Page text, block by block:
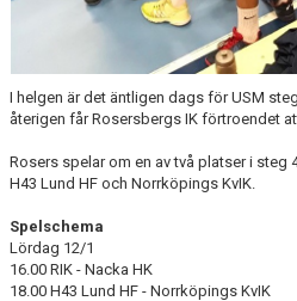
I helgen är det äntligen dags för USM
återigen får Rosersbergs IK förtroendet
Rosers spelar om en av två platser i steg
H43 Lund HF och Norrköpings KvIK.
Spelschema
Lördag 12/1
16.00 RIK - Nacka HK
18.00 H43 Lund HF - Norrköpings KvIK